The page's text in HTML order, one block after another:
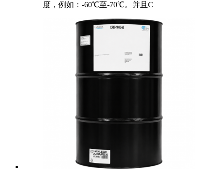
度，例如：-60℃至-70℃。并且C